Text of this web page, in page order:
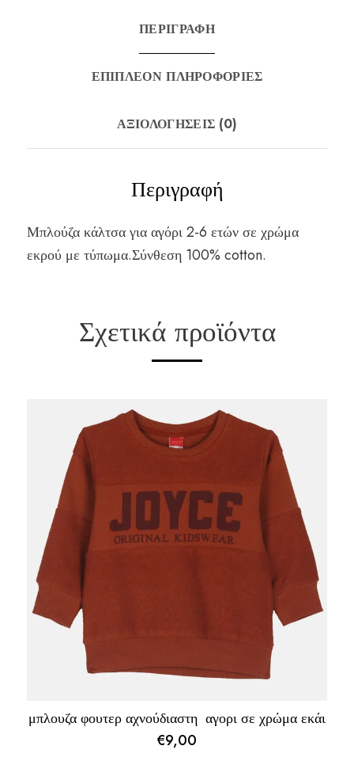
ΠΕΡΙΓΡΑΦΉ
ΕΠΙΠΛΈΟΝ ΠΛΗΡΟΦΟΡΊΕΣ
ΑΞΙΟΛΟΓΉΣΕΙΣ (0)
Περιγραφή
Μπλούζα κάλτσα για αγόρι 2-6 ετών σε χρώμα
εκρού με τύπωμα.Σύνθεση 100% cotton.
Σχετικά προϊόντα
μπλουζα φουτερ αχνούδιαστη αγορι σε χρώμα εκάι
€9,00